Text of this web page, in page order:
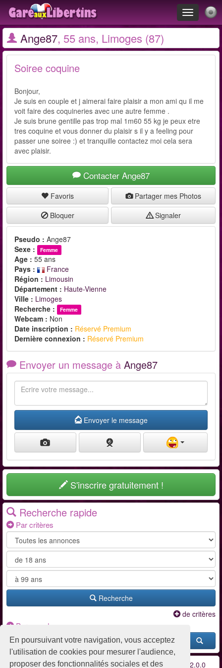
En poursuivant votre navigation, vous acceptez
l'utilisation de cookies pour mesurer l'audience,
proposer des fonctionnalités sociales et des
Toggle
navigation
Ange87, 55 ans, Limoges (87)
Soiree coquine
Bonjour,
Je suis en couple et j aimerai faire plaisir a mon ami qu il me
voit faire des coquineries avec une autre femme .
Je suis brune gentille pas trop mal 1m60 55 kg je peux etre
tres coquine et vous donner du plaisir s il y a feeling pour
passer une soiree :) et tranquille contactez moi cela sera
avec plaisir.
Contacter Ange87
Favoris
Partager mes Photos
Bloquer
Signaler
Pseudo : Ange87
Sexe :
Femme
Age : 55 ans
Pays :
France
Région : Limousin
Département : Haute-Vienne
Ville : Limoges
Recherche :
Femme
Webcam : Non
Date inscription : Réservé Premium
Dernière connexion : Réservé Premium
Envoyer un message à Ange87
Envoyer le message
S'inscrire gratuitement !
Recherche rapide
Par critères
Recherche
de critères
Par pseudo
Conditions d'utilisation-Contact / FAQ-Partenaires v2.0.0